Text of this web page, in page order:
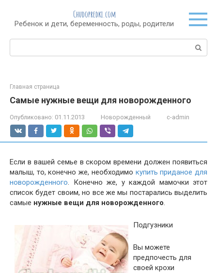
контенту
Chudopredki.com
Ребенок и дети, беременность, роды, родители
Поиск:
Главная страница
Самые нужные вещи для новорожденного
Опубликовано: 01.11.2013 Новорожденный c-admin
Если в вашей семье в скором времени должен появиться
малыш, то, конечно же, необходимо купить приданое для
новорожденного. Конечно же, у каждой мамочки этот
список будет своим, но все же мы постарались выделить
самые нужные вещи для новорожденного.
Подгузники
Вы можете
предпочесть для
своей крохи